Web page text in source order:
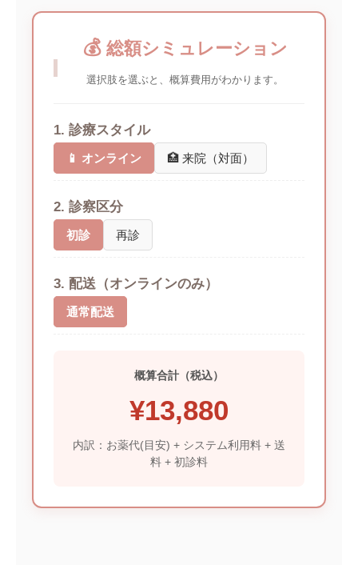
💰総額シミュレーション
選択肢を選ぶと、概算費用がわかります。
1. 診療スタイル
📱 オンライン 🏥 来院（対面）
2. 診察区分
初診 再診
3. 配送（オンラインのみ）
通常配送
概算合計（税込）
¥13,880
内訳：お薬代(目安) + システム利用料 + 送
料 + 初診料